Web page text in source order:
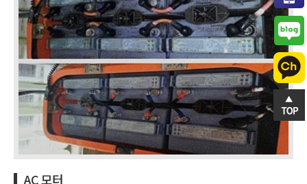
AC 모터